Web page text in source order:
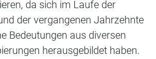
da sich im Laufe der
der vergangenen Jahrzehnte
Bedeutungen aus diversen
herausgebildet haben.